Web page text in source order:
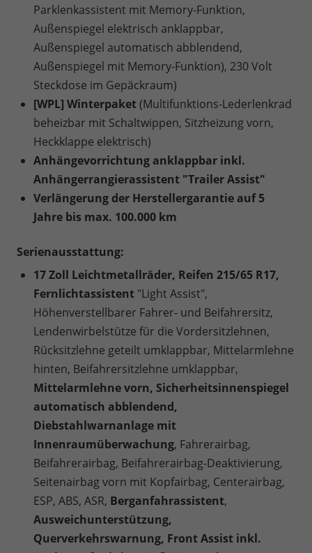
Parklenkassistent mit Memory-Funktion,
Außenspiegel elektrisch anklappbar,
Außenspiegel automatisch abblendend,
Außenspiegel mit Memory-Funktion), 230 Volt
Steckdose im Gepäckraum)
[WPL] Winterpaket(Multifunktions-Lederlenkrad
beheizbar mit Schaltwippen, Sitzheizung vorn,
Heckklappe elektrisch)
Anhängevorrichtung anklappbar inkl.
Anhängerrangierassistent "Trailer Assist"
Verlängerung der Herstellergarantie auf 5
Jahre bis max. 100.000 km
Serienausstattung:
17 Zoll Leichtmetallräder, Reifen 215/65 R17,
Fernlichtassistent "Light Assist",
Höhenverstellbarer Fahrer- und Beifahrersitz,
Lendenwirbelstütze für die Vordersitzlehnen,
Rücksitzlehne geteilt umklappbar, Mittelarmlehne
hinten, Beifahrersitzlehne umklappbar,
Mittelarmlehne vorn, Sicherheitsinnenspiegel
automatisch abblendend,
Diebstahlwarnanlage mit
Innenraumüberwachung, Fahrerairbag,
Beifahrerairbag, Beifahrerairbag-Deaktivierung,
Seitenairbag vorn mit Kopfairbag, Centerairbag,
ESP, ABS, ASR, Berganfahrassistent,
Ausweichunterstützung,
Querverkehrswarnung, Front Assist inkl.